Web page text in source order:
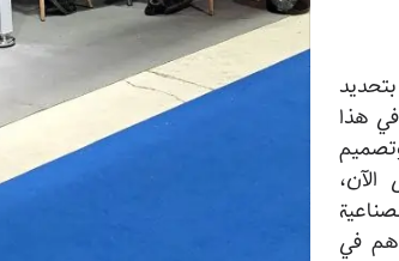
قمري (2012 ميلادي) بتحديد
هذا
في